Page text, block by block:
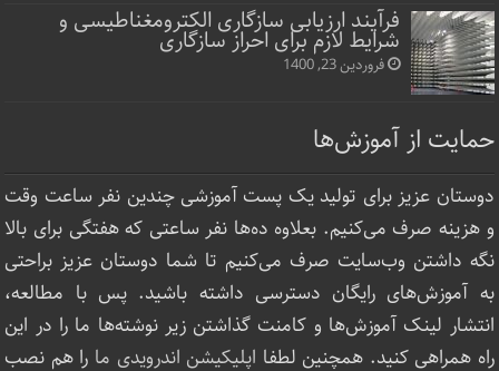
فرآیند ارزیابی سازگاری الکترومغناطیسی و
شرایط لازم برای احراز سازگاری
فروردین 23, 1400
حمایت از آموزش‌ها
دوستان عزیز برای تولید یک پست آموزشی چندین نفر ساعت‌ وقت
و هزینه صرف می‌کنیم. بعلاوه ده‌ها نفر ساعتی که هفتگی برای بالا
نگه داشتن وب‌سایت صرف ‌می‌کنیم تا شما دوستان عزیز براحتی
به آموزش‌های رایگان دسترسی داشته باشید. پس با مطالعه،
انتشار لینک‌ آموزش‌ها و کامنت گذاشتن زیر نوشته‌‌ها ما را در این
راه همراهی کنید. همچنین لطفا اپلیکیشن اندرویدی ما را هم نصب